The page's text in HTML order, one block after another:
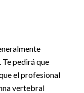
pedirá que
el profesional
vertebral